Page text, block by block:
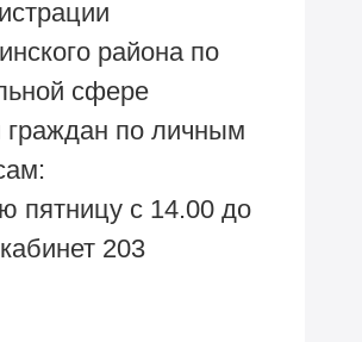
района по
сфере
по личным
пятницу с 14.00 до
203